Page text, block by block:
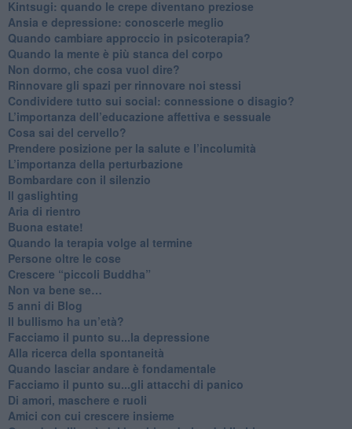
​Kintsugi: quando le crepe diventano preziose
Ansia e depressione: conoscerle meglio
Quando cambiare approccio in psicoterapia?
​Quando la mente è più stanca del corpo
Non dormo, che cosa vuol dire?
​Rinnovare gli spazi per rinnovare noi stessi
​Condividere tutto sui social: connessione o disagio?
​L’importanza dell’educazione affettiva e sessuale
​Cosa sai del cervello?
Prendere posizione per la salute e l’incolumità
L’importanza della perturbazione
​Bombardare con il silenzio
Il gaslighting
Aria di rientro
Buona estate!
​Quando la terapia volge al termine
​Persone oltre le cose
​Crescere “piccoli Buddha”
Non va bene se…
​5 anni di Blog
​Il bullismo ha un’età?
Facciamo il punto su...la depressione
​Alla ricerca della spontaneità
​Quando lasciar andare è fondamentale
Facciamo il punto su...gli attacchi di panico
Di amori, maschere e ruoli
​Amici con cui crescere insieme